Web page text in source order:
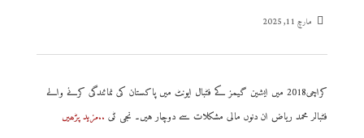
مارچ 11, 2025
کراچی2018 میں ایشین گیمز کے فٹبال ایونٹ میں پاکستان کی نمائندگی کرنے والے
فٹبالر محمد ریاض ان دنوں مالی مشکلات سے دوچار ہیں۔ نجی ٹی ..مزید پڑھیں